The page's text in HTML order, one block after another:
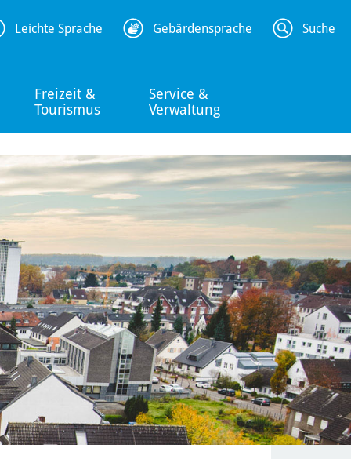
Freizeit &
Tourismus
Service &
Verwaltung
Leichte Sprache Gebärdensprache Suche